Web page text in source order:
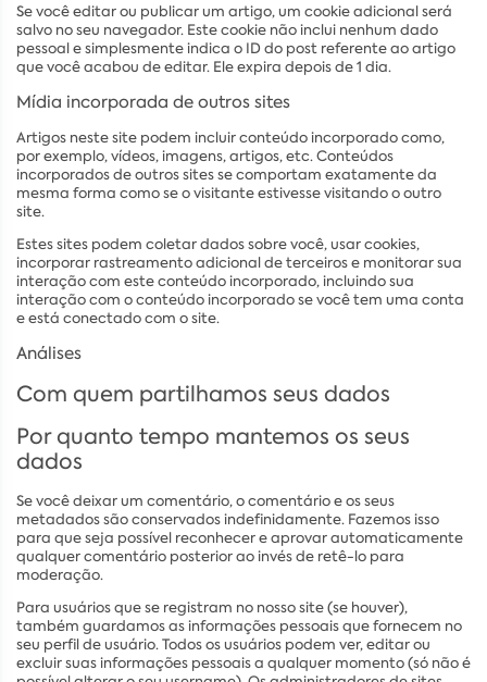
Se você editar ou publicar um artigo, um cookie adicional será
salvo no seu navegador. Este cookie não inclui nenhum dado
pessoal e simplesmente indica o ID do post referente ao artigo
que você acabou de editar. Ele expira depois de 1 dia.
Mídia incorporada de outros sites
Artigos neste site podem incluir conteúdo incorporado como,
por exemplo, vídeos, imagens, artigos, etc. Conteúdos
incorporados de outros sites se comportam exatamente da
mesma forma como se o visitante estivesse visitando o outro
site.
Estes sites podem coletar dados sobre você, usar cookies,
incorporar rastreamento adicional de terceiros e monitorar sua
interação com este conteúdo incorporado, incluindo sua
interação com o conteúdo incorporado se você tem uma conta
e está conectado com o site.
Análises
Com quem partilhamos seus dados
Por quanto tempo mantemos os seus
dados
Se você deixar um comentário, o comentário e os seus
metadados são conservados indefinidamente. Fazemos isso
para que seja possível reconhecer e aprovar automaticamente
qualquer comentário posterior ao invés de retê-lo para
moderação.
Para usuários que se registram no nosso site (se houver),
também guardamos as informações pessoais que fornecem no
seu perfil de usuário. Todos os usuários podem ver, editar ou
excluir suas informações pessoais a qualquer momento (só não é